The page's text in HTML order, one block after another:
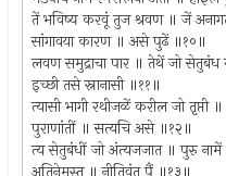
तें भविष्य करवूं तुज श्रवण ॥ जें
सांगावया कारण ॥ असे पुढें ॥१०॥
लवण समुद्राचा पार ॥ तेथें जो सेतुबंध
इच्छी तसे स्नानासी ॥११॥
त्यासी भागी रथीजळें करील जो तृप्ती
पुराणांतीं ॥ सत्यचि असे ॥१२॥
त्य सेतुबंधीं जो अंत्यजजात ॥ पुरु नामें